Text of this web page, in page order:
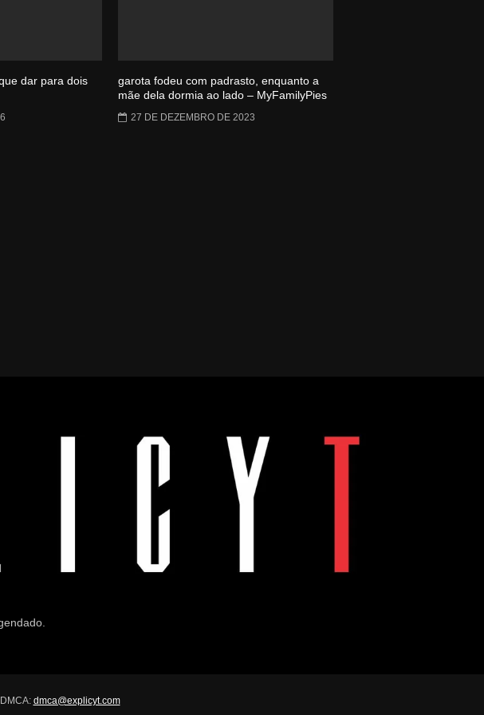
dar para dois
garota fodeu com padrasto, enquanto a
mãe dela dormia ao lado – MyFamilyPies
27 DE DEZEMBRO DE 2023
dmca@explicyt.com